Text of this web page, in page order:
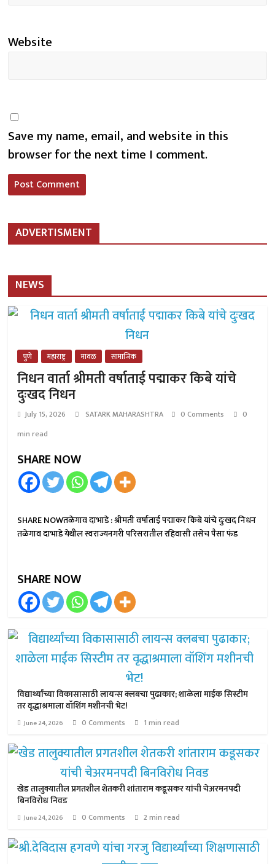
Website
Save my name, email, and website in this
browser for the next time I comment.
ADVERTISMENT
NEWS
पुणे महाराष्ट्र मावळ सामाजिक
निधन वार्ता श्रीमती वर्षाताई पद्माकर किबे यांचे
दुःखद निधन
July 15, 2026 SATARK MAHARASHTRA 0 Comments
0
min read
SHARE NOW
SHARE NOWतळेगाव दाभाडे : श्रीमती वर्षाताई पद्माकर किबे यांचे दुःखद निधन
तळेगाव दाभाडे येथील स्वराज्यनगरी परिसरातील रहिवासी तसेच पैसा फंड
SHARE NOW
विद्यार्थ्यांच्या विकासासाठी लायन्स क्लबचा पुढाकार; शाळेला माईक सिस्टीम
तर वृद्धाश्रमाला वॉशिंग मशीनची भेट!
June 24, 2026 0 Comments 1 min read
खेड तालुक्यातील प्रगतशील शेतकरी शांताराम कडूसकर यांची चेअरमनपदी
बिनविरोध निवड
June 24, 2026 0 Comments 2 min read